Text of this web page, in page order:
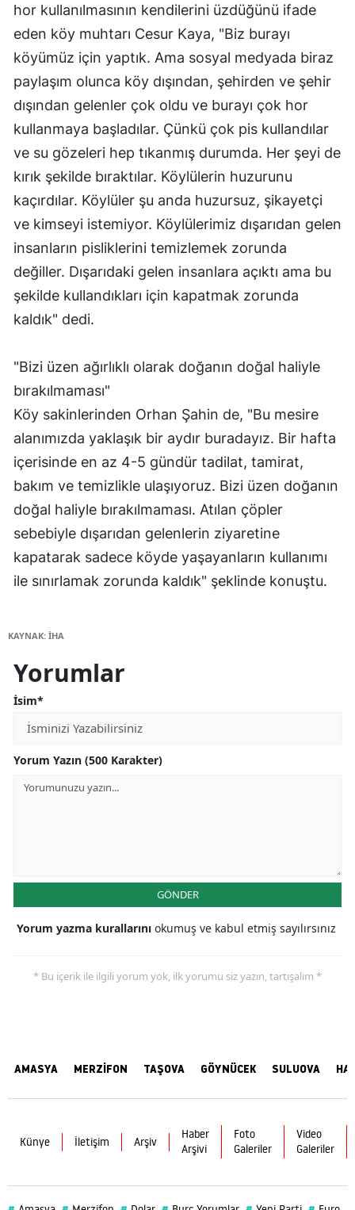
hor kullanılmasının kendilerini üzdüğünü ifade
eden köy muhtarı Cesur Kaya, "Biz burayı
köyümüz için yaptık. Ama sosyal medyada biraz
paylaşım olunca köy dışından, şehirden ve şehir
dışından gelenler çok oldu ve burayı çok hor
kullanmaya başladılar. Çünkü çok pis kullandılar
ve su gözeleri hep tıkanmış durumda. Her şeyi de
kırık şekilde bıraktılar. Köylülerin huzurunu
kaçırdılar. Köylüler şu anda huzursuz, şikayetçi
ve kimseyi istemiyor. Köylülerimiz dışarıdan gelen
insanların pisliklerini temizlemek zorunda
değiller. Dışarıdaki gelen insanlara açıktı ama bu
şekilde kullandıkları için kapatmak zorunda
kaldık" dedi.
"Bizi üzen ağırlıklı olarak doğanın doğal haliyle
bırakılmaması"
Köy sakinlerinden Orhan Şahin de, "Bu mesire
alanımızda yaklaşık bir aydır buradayız. Bir hafta
içerisinde en az 4-5 gündür tadilat, tamirat,
bakım ve temizlikle ulaşıyoruz. Bizi üzen doğanın
doğal haliyle bırakılmaması. Atılan çöpler
sebebiyle dışarıdan gelenlerin ziyaretine
kapatarak sadece köyde yaşayanların kullanımı
ile sınırlamak zorunda kaldık" şeklinde konuştu.
KAYNAK: İHA
Yorumlar
İsim*
Yorum Yazın (500 Karakter)
GÖNDER
Yorum yazma kurallarını okumuş ve kabul etmiş sayılırsınız
* Bu içerik ile ilgili yorum yok, ilk yorumu siz yazın, tartışalım *
AMASYA MERZİFON TAŞOVA GÖYNÜCEK SULUOVA
Künye İletişim Arşiv
Haber
Arşivi
Foto
Galeriler
Video
Galeriler